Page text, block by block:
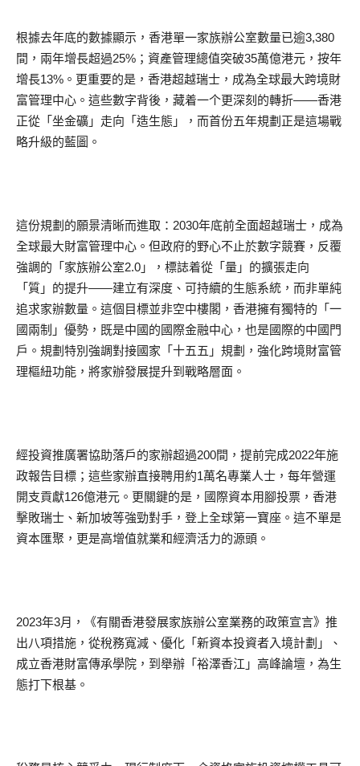
根據去年底的數據顯示，香港單一家族辦公室數量已逾3,380
間，兩年增長超過25%；資產管理總值突破35萬億港元，按年
增長13%。更重要的是，香港超越瑞士，成為全球最大跨境財
富管理中心。這些數字背後，藏着一个更深刻的轉折——香港
正從「坐金礦」走向「造生態」，而首份五年規劃正是這場戰
略升級的藍圖。
這份規劃的願景清晰而進取：2030年底前全面超越瑞士，成為
全球最大財富管理中心。但政府的野心不止於數字競賽，反覆
強調的「家族辦公室2.0」，標誌着從「量」的擴張走向
「質」的提升——建立有深度、可持續的生態系統，而非單純
追求家辦數量。這個目標並非空中樓閣，香港擁有獨特的「一
國兩制」優勢，既是中國的國際金融中心，也是國際的中國門
戶。規劃特別強調對接國家「十五五」規劃，強化跨境財富管
理樞紐功能，將家辦發展提升到戰略層面。
經投資推廣署協助落戶的家辦超過200間，提前完成2022年施
政報告目標；這些家辦直接聘用約1萬名專業人士，每年營運
開支貢獻126億港元。更關鍵的是，國際資本用腳投票，香港
擊敗瑞士、新加坡等強勁對手，登上全球第一寶座。這不單是
資本匯聚，更是高增值就業和經濟活力的源頭。
2023年3月，《有關香港發展家族辦公室業務的政策宣言》推
出八項措施，從稅務寬減、優化「新資本投資者入境計劃」、
成立香港財富傳承學院，到舉辦「裕澤香江」高峰論壇，為生
態打下根基。